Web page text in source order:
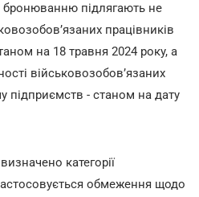
бронюванню підлягають не
працівників
на 18 травня 2024 року, а
військовозобов’язаних
підприємств - станом на дату
категорії
обмеження щодо